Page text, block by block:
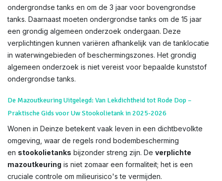
ondergrondse tanks en om de 3 jaar voor bovengrondse
tanks. Daarnaast moeten ondergrondse tanks om de 15 jaar
een grondig algemeen onderzoek ondergaan. Deze
verplichtingen kunnen variëren afhankelijk van de tanklocatie
in waterwingebieden of beschermingszones. Het grondig
algemeen onderzoek is niet vereist voor bepaalde kunststof
ondergrondse tanks.
De Mazoutkeuring Uitgelegd: Van Lekdichtheid tot Rode Dop –
Praktische Gids voor Uw Stookolietank in 2025-2026
Wonen in Deinze betekent vaak leven in een dichtbevolkte
omgeving, waar de regels rond bodembescherming
en stookolietanks bijzonder streng zijn. De verplichte
mazoutkeuring is niet zomaar een formaliteit; het is een
cruciale controle om milieurisico's te vermijden.